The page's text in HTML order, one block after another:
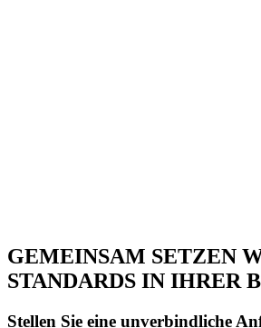
GEMEINSAM SETZEN
STANDARDS IN IHRER
Stellen Sie eine unverbindliche